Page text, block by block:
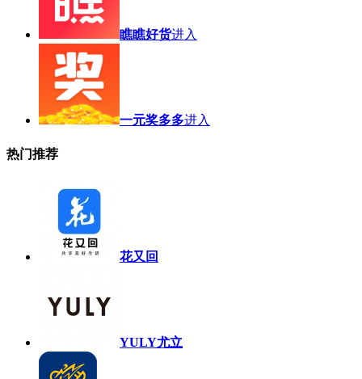
瞧瞧好货进入
一元奖多多进入
热门推荐
花又回
YULY尤立